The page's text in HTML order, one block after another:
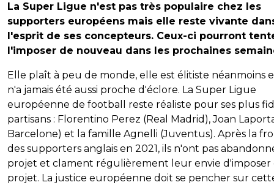
La Super Ligue n'est pas très populaire chez les
supporters européens mais elle reste vivante
l'esprit de ses concepteurs. Ceux-ci pourront
l'imposer de nouveau dans les prochaines
Elle plaît à peu de monde, elle est élitiste néanmoins
n'a jamais été aussi proche d'éclore. La Super Ligue
européenne de football reste réaliste pour ses plus
partisans : Florentino Perez (Real Madrid), Joan
Barcelone) et la famille Agnelli (Juventus). Après la
des supporters anglais en 2021, ils n'ont pas
projet et clament régulièrement leur envie d'imposer
projet. La justice européenne doit se pencher sur